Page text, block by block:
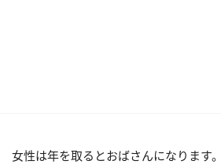
女性は年を取るとおばさんになります